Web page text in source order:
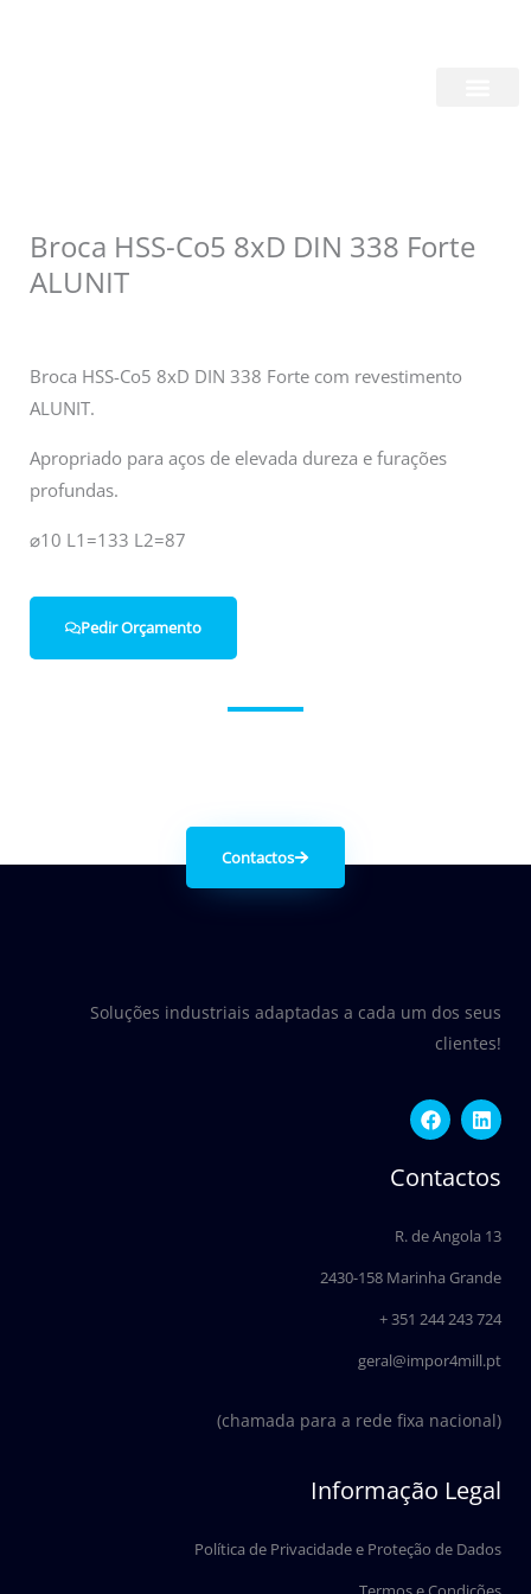
Broca HSS-Co5 8xD DIN 338 Forte
ALUNIT
Broca HSS-Co5 8xD DIN 338 Forte com revestimento
ALUNIT.
Apropriado para aços de elevada dureza e furações
profundas.
⌀10 L1=133 L2=87
Pedir Orçamento
Contactos
Soluções industriais adaptadas a cada um dos seus
clientes!
F
a
c
e
b
o
k
L
i
n
k
e
i
n
Contactos
R. de Angola 13
2430-158 Marinha Grande
+ 351 244 243 724
geral@impor4mill.pt
(chamada para a rede fixa nacional)
Informação Legal
Política de Privacidade e Proteção de Dados